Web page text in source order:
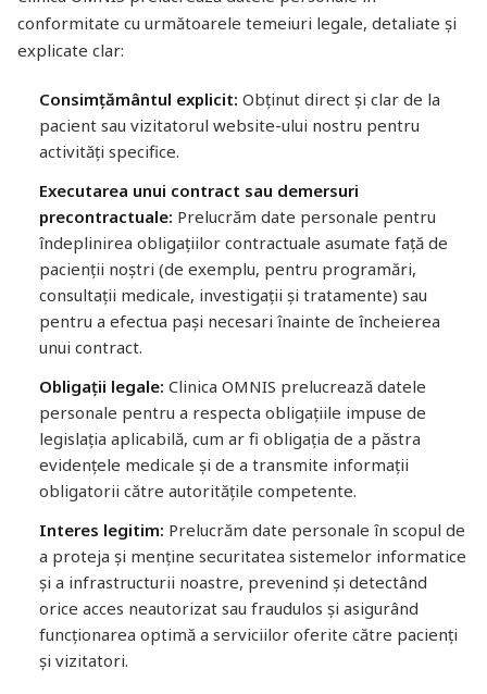
conformitate cu următoarele temeiuri legale, detaliate și
explicate clar:
Consimțământul explicit: Obținut direct și clar de la
pacient sau vizitatorul website-ului nostru pentru
activități specifice.
Executarea unui contract sau demersuri
precontractuale: Prelucrăm date personale pentru
îndeplinirea obligațiilor contractuale asumate față de
pacienții noștri (de exemplu, pentru programări,
consultații medicale, investigații și tratamente) sau
pentru a efectua pași necesari înainte de încheierea
unui contract.
Obligații legale: Clinica OMNIS prelucrează datele
personale pentru a respecta obligațiile impuse de
legislația aplicabilă, cum ar fi obligația de a păstra
evidențele medicale și de a transmite informații
obligatorii către autoritățile competente.
Interes legitim: Prelucrăm date personale în scopul de
a proteja și menține securitatea sistemelor informatice
și a infrastructurii noastre, prevenind și detectând
orice acces neautorizat sau fraudulos și asigurând
funcționarea optimă a serviciilor oferite către pacienți
și vizitatori.